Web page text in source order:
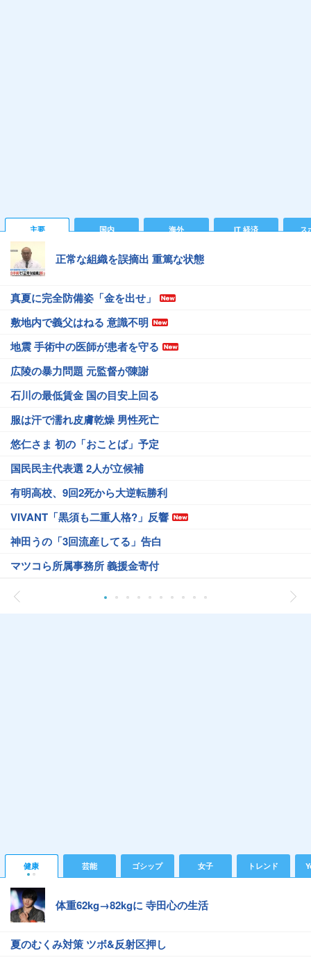
主要 国内 海外 IT 経済 ス
正常な組織を誤摘出 重篤な状態
真夏に完全防備姿「金を出せ」
敷地内で義父はねる 意識不明
地震 手術中の医師が患者を守る
広陵の暴力問題 元監督が陳謝
石川の最低賃金 国の目安上回る
服は汗で濡れ皮膚乾燥 男性死亡
悠仁さま 初の「おことば」予定
国民民主代表選 2人が立候補
有明高校、9回2死から大逆転勝利
VIVANT「黒須も二重人格?」反響
神田うの「3回流産してる」告白
マツコら所属事務所 義援金寄付
健康 芸能 ゴシップ 女子 トレンド
体重62kg→82kgに 寺田心の生活
夏のむくみ対策 ツボ&反射区押し